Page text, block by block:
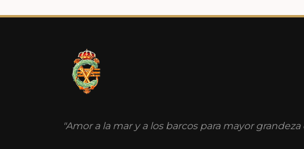
"Amor a la mar y a los barcos para mayor